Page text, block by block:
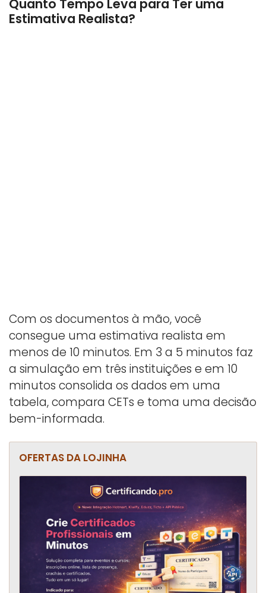
Quanto Tempo Leva para Ter uma
Estimativa Realista?
Com os documentos à mão, você
consegue uma estimativa realista em
menos de 10 minutos. Em 3 a 5 minutos faz
a simulação em três instituições e em 10
minutos consolida os dados em uma
tabela, compara CETs e toma uma decisão
bem-informada.
OFERTAS DA LOJINHA